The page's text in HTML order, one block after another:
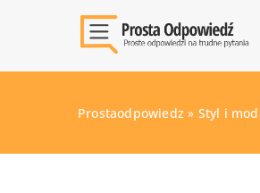
Prostaodpowiedz » Styl i